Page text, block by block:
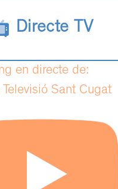
Directe TV
en directe de:
Sant Cugat